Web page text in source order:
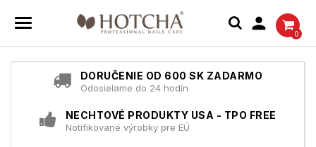

0
DORUČENIE OD 600 SK ZADARMO
Odosielame do 24 hodín
NECHTOVÉ PRODUKTY USA - TPO FREE
Notifikované výrobky pre EÚ